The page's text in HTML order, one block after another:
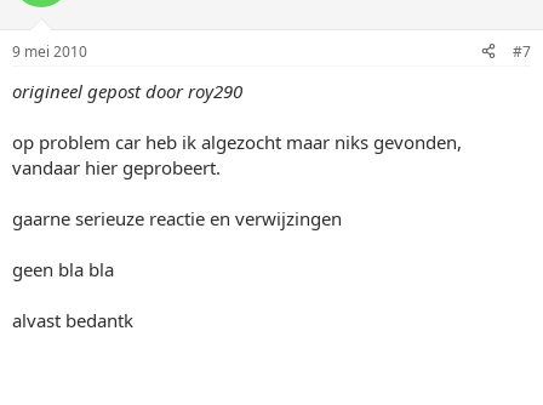
9 mei 2010 #7
origineel gepost door roy290
op problem car heb ik algezocht maar niks gevonden,
vandaar hier geprobeert.
gaarne serieuze reactie en verwijzingen
geen bla bla
alvast bedantk